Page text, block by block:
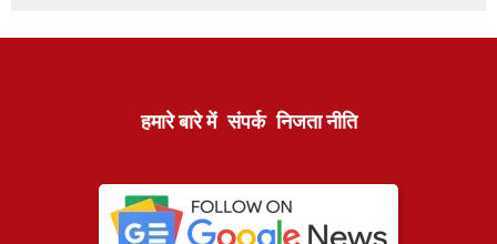
हमारे बारे में संपर्क निजता नीति